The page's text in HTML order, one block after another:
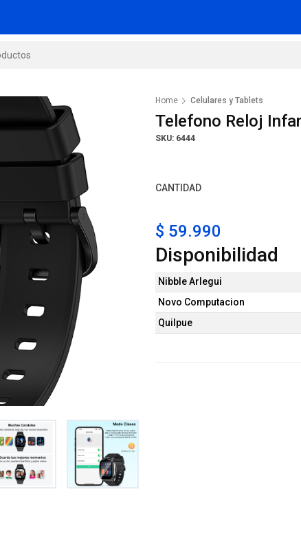
Home Celulares y Tablets
Telefono Reloj
SKU: 6444
CANTIDAD
$ 59.990
Disponibilidad
Nibble Arlegui
Novo Computacion
Quilpue